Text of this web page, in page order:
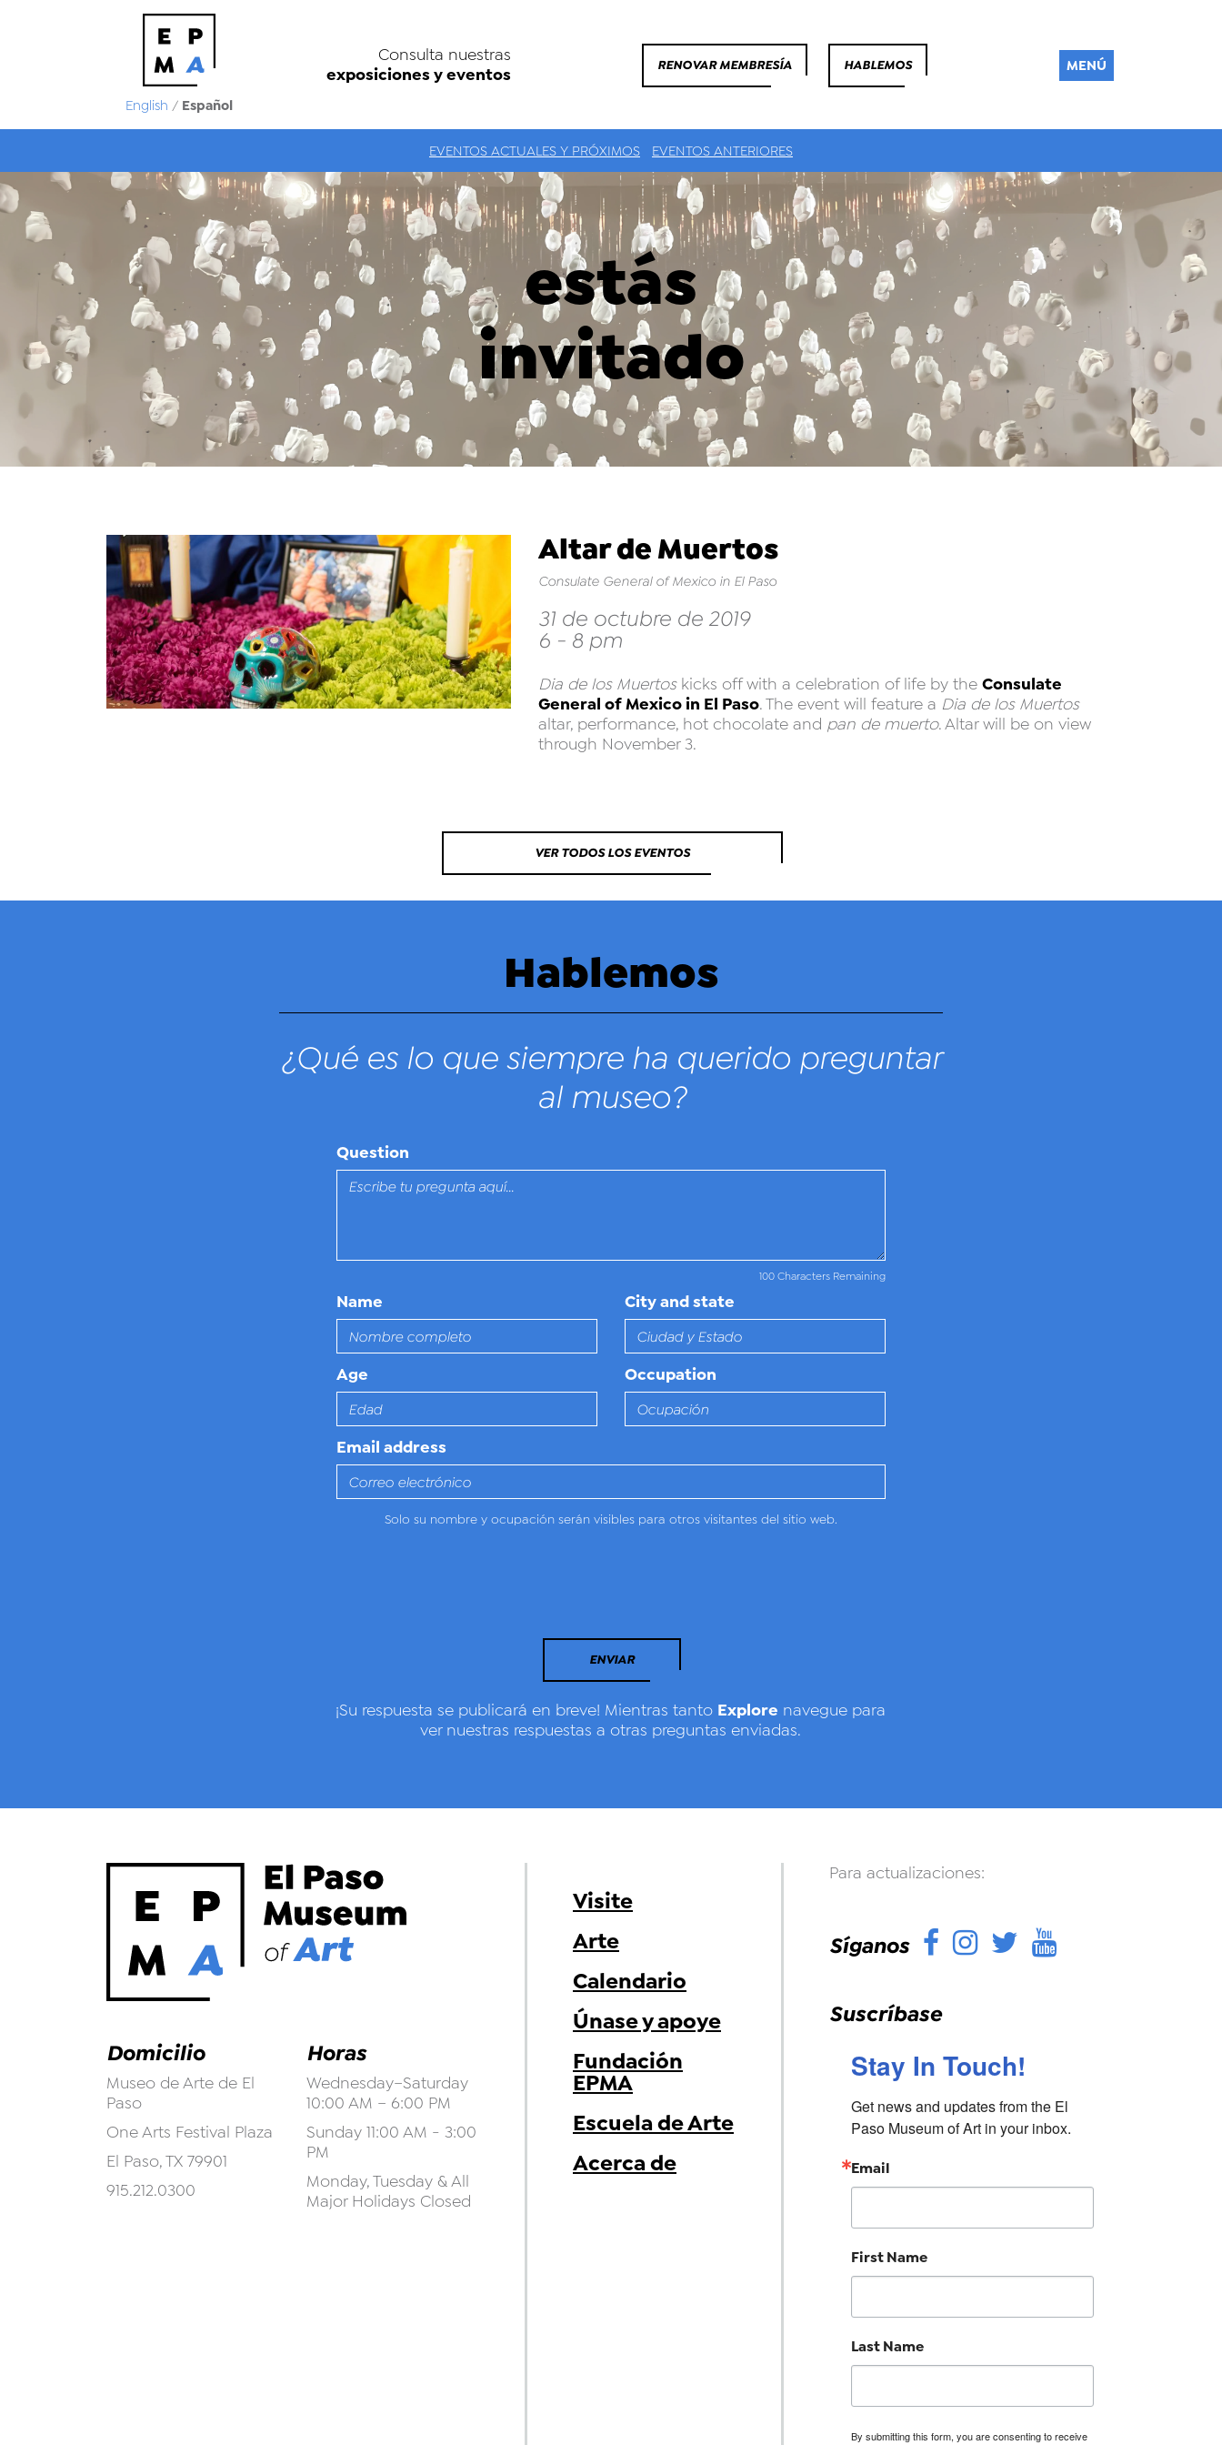
English / Español
Consulta nuestras
exposiciones y eventos RENOVAR MEMBRESÍA HABLEMOS MENÚ
EVENTOS ACTUALES Y PRÓXIMOS EVENTOS ANTERIORES
estás
invitado
Altar de Muertos
Consulate General of Mexico in El Paso
31 de octubre de 2019
6 - 8 pm
Dia de los Muertoskicks off with a celebration of life by the Consulate
General of Mexico in El Paso. The event will feature a Dia de los Muertos
altar, performance, hot chocolate and pan de muerto. Altar will be on view
through November 3.
VER TODOS LOS EVENTOS
Hablemos
¿Qué es lo que siempre ha querido preguntar
al museo?
Question
100 Characters Remaining
Name City and state
Age Occupation
Email address
Solo su nombre y ocupación serán visibles para otros visitantes del sitio web.
ENVIAR
¡Su respuesta se publicará en breve! Mientras tanto Explore navegue para
ver nuestras respuestas a otras preguntas enviadas.
Domicilio
Museo de Arte de El
Paso
One Arts Festival Plaza
El Paso, TX 79901
915.212.0300
Horas
Wednesday–Saturday
10:00 AM – 6:00 PM
Sunday 11:00 AM - 3:00
PM
Monday, Tuesday & All
Major Holidays Closed
Visite
Arte
Calendario
Únase y apoye
Fundación
EPMA
Escuela de Arte
Acerca de
Para actualizaciones:
Síganos Facebook
Instagram
Twitter
YouTube
Suscríbase
Stay In Touch!
Get news and updates from the El
Paso Museum of Art in your inbox.
Email
First Name
Last Name
By submitting this form, you are consenting to receive